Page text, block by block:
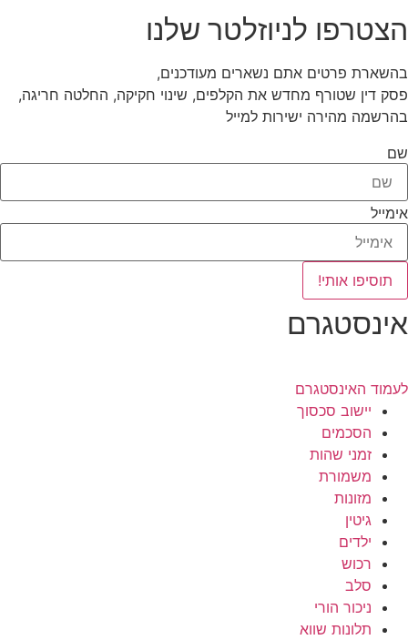
הצטרפו לניוזלטר שלנו
בהשארת פרטים אתם נשארים מעודכנים,
פסק דין שטורף מחדש את הקלפים, שינוי חקיקה, החלטה חריגה,
בהרשמה מהירה ישירות למייל
שם
אימייל
תוסיפו אותי!
אינסטגרם
לעמוד האינסטגרם
יישוב סכסוך
הסכמים
זמני שהות
משמורת
מזונות
גיטין
ילדים
רכוש
סלב
ניכור הורי
תלונות שווא